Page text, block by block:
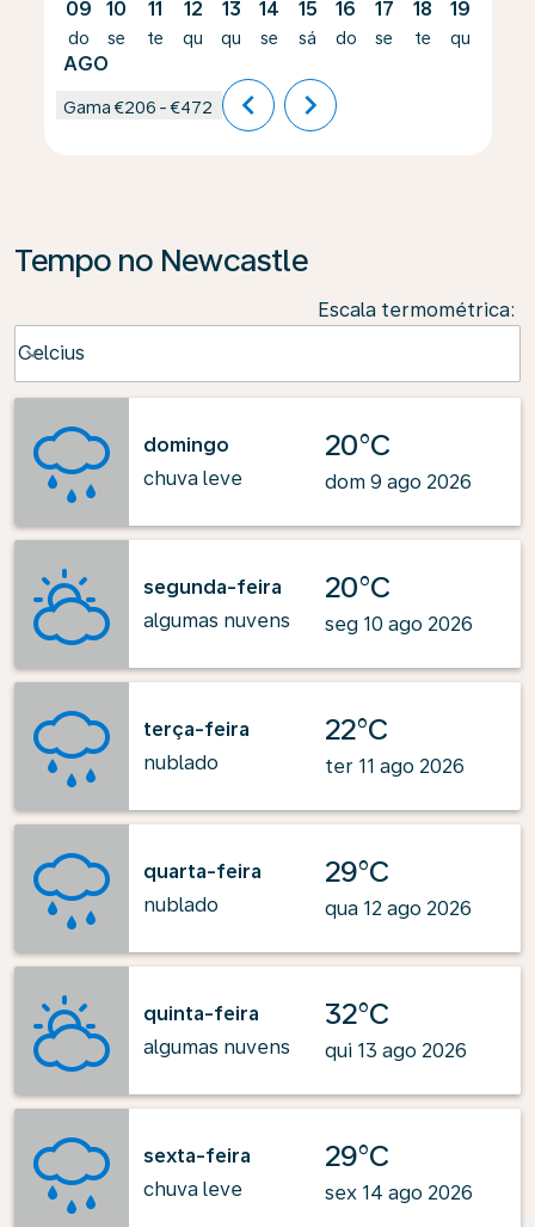
09
do
AGO
10
se
11
te
12
qu
13
qu
14
se
15
sá
16
do
17
se
18
te
19
qu
Gama€206 -€472 chevron_left chevron_right
Tempo no Newcastle
Escala termométrica:
Celcius
keyboard_arrow_down
domingo
chuva leve
20°C
dom 9 ago 2026
segunda-feira
algumas nuvens
20°C
seg 10 ago 2026
terça-feira
nublado
22°C
ter 11 ago 2026
quarta-feira
nublado
29°C
qua 12 ago 2026
quinta-feira
algumas nuvens
32°C
qui 13 ago 2026
sexta-feira
chuva leve
29°C
sex 14 ago 2026